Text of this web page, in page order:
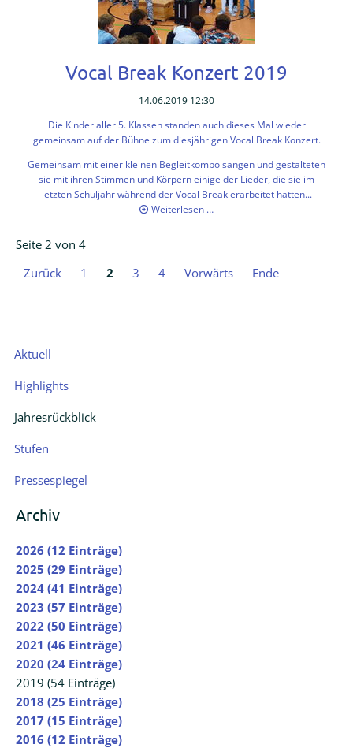
Vocal Break Konzert 2019
14.06.2019 12:30
Die Kinder aller 5. Klassen standen auch dieses Mal wieder
gemeinsam auf der Bühne zum diesjährigen Vocal Break Konzert.
Gemeinsam mit einer kleinen Begleitkombo sangen und gestalteten
sie mit ihren Stimmen und Körpern einige der Lieder, die sie im
letzten Schuljahr während der Vocal Break erarbeitet hatten...
Weiterlesen …
Seite 2 von 4
Zurück
1 2 3 4 Vorwärts Ende
Navigation
Aktuell
Highlights
Jahresrückblick
Stufen
Pressespiegel
Archiv
2026 (12 Einträge)
2025 (29 Einträge)
2024 (41 Einträge)
2023 (57 Einträge)
2022 (50 Einträge)
2021 (46 Einträge)
2020 (24 Einträge)
2019 (54 Einträge)
2018 (25 Einträge)
2017 (15 Einträge)
2016 (12 Einträge)